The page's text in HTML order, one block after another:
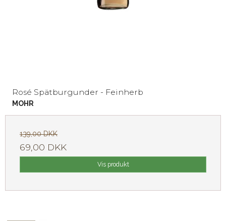
Rosé Spätburgunder - Feinherb
MOHR
139,00 DKK
69,00 DKK
Vis produkt